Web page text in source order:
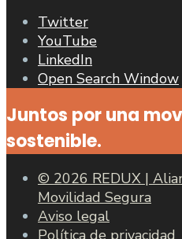
Twitter
YouTube
LinkedIn
Open Search Window
Juntos por una
sostenible.
© 2026 REDUX |
Movilidad Segura
Aviso legal
Política de privacidad